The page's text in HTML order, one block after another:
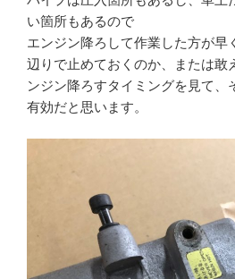
い箇所もあるので
エンジン降ろして作業した方が早
辺りで止めておくのか、または敢
ンジン降ろすタイミングを見て、
有効だと思います。